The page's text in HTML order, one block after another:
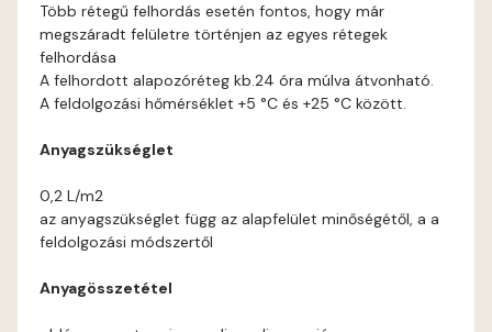
Citrus D
Citrus E
Több rétegű felhordás esetén fontos, hogy már
megszáradt felületre történjen az egyes rétegek
felhordása
A felhordott alapozóréteg kb.24 óra múlva átvonható.
A feldolgozási hőmérséklet +5 °C és +25 °C között.
Anyagszükséglet
0,2 L/m2
az anyagszükséglet függ az alapfelület minőségétől, a a
feldolgozási módszertől
Anyagösszetétel